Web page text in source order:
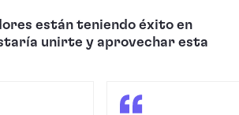
están teniendo éxito en
unirte y aprovechar esta